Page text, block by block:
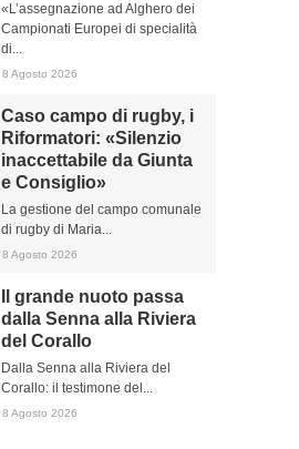
«L’assegnazione ad Alghero dei
Campionati Europei di specialità
di...
8 Agosto 2026
Caso campo di rugby, i
Riformatori: «Silenzio
inaccettabile da Giunta
e Consiglio»
La gestione del campo comunale
di rugby di Maria...
8 Agosto 2026
Il grande nuoto passa
dalla Senna alla Riviera
del Corallo
Dalla Senna alla Riviera del
Corallo: il testimone del...
8 Agosto 2026